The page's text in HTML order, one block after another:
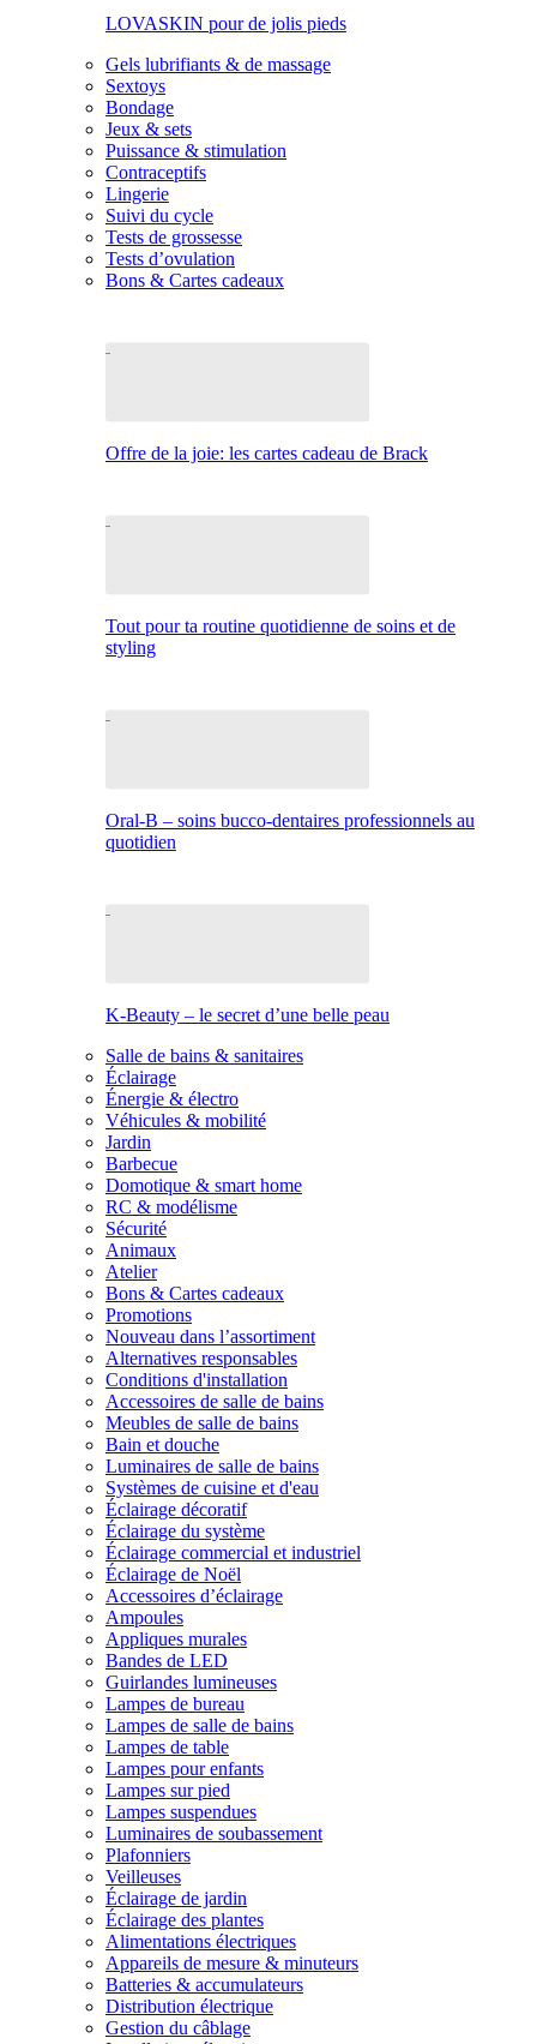
LOVASKIN pour de jolis pieds
Gels lubrifiants & de massage
Sextoys
Bondage
Jeux & sets
Puissance & stimulation
Contraceptifs
Lingerie
Suivi du cycle
Tests de grossesse
Tests d’ovulation
Bons & Cartes cadeaux
Offre de la joie: les cartes cadeau de Brack
Tout pour ta routine quotidienne de soins et de
styling
Oral-B – soins bucco-dentaires professionnels au
quotidien
K-Beauty – le secret d’une belle peau
Salle de bains & sanitaires
Éclairage
Énergie & électro
Véhicules & mobilité
Jardin
Barbecue
Domotique & smart home
RC & modélisme
Sécurité
Animaux
Atelier
Bons & Cartes cadeaux
Promotions
Nouveau dans l’assortiment
Alternatives responsables
Conditions d'installation
Accessoires de salle de bains
Meubles de salle de bains
Bain et douche
Luminaires de salle de bains
Systèmes de cuisine et d'eau
Éclairage décoratif
Éclairage du système
Éclairage commercial et industriel
Éclairage de Noël
Accessoires d’éclairage
Ampoules
Appliques murales
Bandes de LED
Guirlandes lumineuses
Lampes de bureau
Lampes de salle de bains
Lampes de table
Lampes pour enfants
Lampes sur pied
Lampes suspendues
Luminaires de soubassement
Plafonniers
Veilleuses
Éclairage de jardin
Éclairage des plantes
Alimentations électriques
Appareils de mesure & minuteurs
Batteries & accumulateurs
Distribution électrique
Gestion du câblage